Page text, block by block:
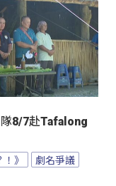
隊8/7赴Tafalong
》
劇名爭議